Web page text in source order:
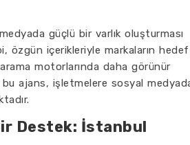
güçlü bir varlık oluşturması
özgün içerikleriyle markaların hedef
motorlarında daha görünür
bu ajans, işletmelere sosyal
Destek: İstanbul